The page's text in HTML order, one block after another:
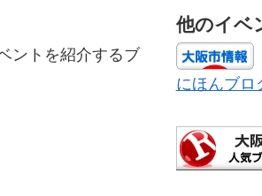
ントを紹介するブ
他のイベ
にほんブロ